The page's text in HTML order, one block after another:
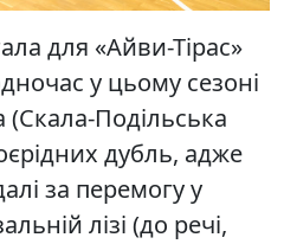
для «Айви-Тірас»
у цьому сезоні
(Скала-Подільська
дубль, адже
за перемогу у
лізі (до речі,